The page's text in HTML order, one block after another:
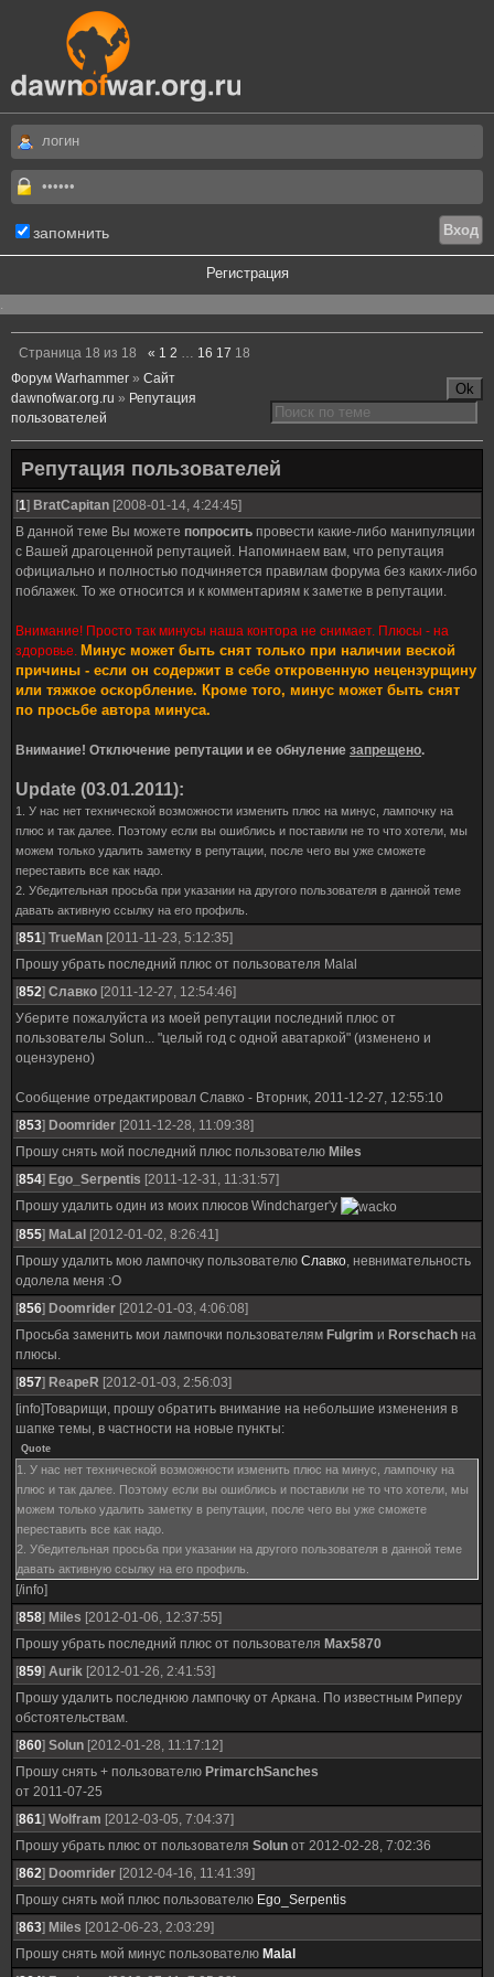
запомнить
Регистрация
.
Страница 18 из 18 « 1 2 … 16 17 18
Форум Warhammer » Сайт
dawnofwar.org.ru » Репутация
пользователей
Репутация пользователей
[1] BratCapitan [2008-01-14, 4:24:45]
В данной теме Вы можете попросить провести какие-либо манипуляции
с Вашей драгоценной репутацией. Напоминаем вам, что репутация
официально и полностью подчиняется правилам форума без каких-либо
поблажек. То же относится и к комментариям к заметке в репутации.
Внимание! Просто так минусы наша контора не снимает. Плюсы - на
здоровье. Минус может быть снят только при наличии веской
причины - если он содержит в себе откровенную нецензурщину
или тяжкое оскорбление. Кроме того, минус может быть снят
по просьбе автора минуса.
Внимание! Отключение репутации и ее обнуление запрещено.
Update (03.01.2011):
1. У нас нет технической возможности изменить плюс на минус, лампочку на
плюс и так далее. Поэтому если вы ошиблись и поставили не то что хотели, мы
можем только удалить заметку в репутации, после чего вы уже сможете
переставить все как надо.
2. Убедительная просьба при указании на другого пользователя в данной теме
давать активную ссылку на его профиль.
[851] TrueMan [2011-11-23, 5:12:35]
Прошу убрать последний плюс от пользователя Malal
[852] Славко [2011-12-27, 12:54:46]
Уберите пожалуйста из моей репутации последний плюс от
пользователы Solun... "целый год с одной аватаркой" (изменено и
оцензурено)
Сообщение отредактировал Славко - Вторник, 2011-12-27, 12:55:10
[853] Doomrider [2011-12-28, 11:09:38]
Прошу снять мой последний плюс пользователю Miles
[854] Ego_Serpentis [2011-12-31, 11:31:57]
Прошу удалить один из моих плюсов Windcharger'у
[855] MaLal [2012-01-02, 8:26:41]
Прошу удалить мою лампочку пользователю Славко, невнимательность
одолела меня :О
[856] Doomrider [2012-01-03, 4:06:08]
Просьба заменить мои лампочки пользователям Fulgrim и Rorschach на
плюсы.
[857] ReapeR [2012-01-03, 2:56:03]
[info]Товарищи, прошу обратить внимание на небольшие изменения в
шапке темы, в частности на новые пункты:
Quote
1. У нас нет технической возможности изменить плюс на минус, лампочку на
плюс и так далее. Поэтому если вы ошиблись и поставили не то что хотели, мы
можем только удалить заметку в репутации, после чего вы уже сможете
переставить все как надо.
2. Убедительная просьба при указании на другого пользователя в данной теме
давать активную ссылку на его профиль.
[/info]
[858] Miles [2012-01-06, 12:37:55]
Прошу убрать последний плюс от пользователя Max5870
[859] Aurik [2012-01-26, 2:41:53]
Прошу удалить последнюю лампочку от Аркана. По известным Риперу
обстоятельствам.
[860] Solun [2012-01-28, 11:17:12]
Прошу снять + пользователю PrimarchSanches
от 2011-07-25
[861] Wolfram [2012-03-05, 7:04:37]
Прошу убрать плюс от пользователя Solun от 2012-02-28, 7:02:36
[862] Doomrider [2012-04-16, 11:41:39]
Прошу снять мой плюс пользователю Ego_Serpentis
[863] Miles [2012-06-23, 2:03:29]
Прошу снять мой минус пользователю Malal